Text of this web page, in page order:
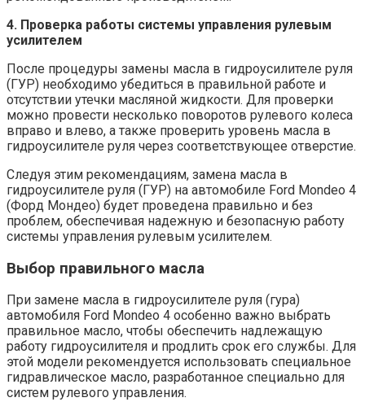
4. Проверка работы системы управления рулевым
усилителем
После процедуры замены масла в гидроусилителе руля
(ГУР) необходимо убедиться в правильной работе и
отсутствии утечки масляной жидкости. Для проверки
можно провести несколько поворотов рулевого колеса
вправо и влево, а также проверить уровень масла в
гидроусилителе руля через соответствующее отверстие.
Следуя этим рекомендациям, замена масла в
гидроусилителе руля (ГУР) на автомобиле Ford Mondeo 4
(Форд Мондео) будет проведена правильно и без
проблем, обеспечивая надежную и безопасную работу
системы управления рулевым усилителем.
Выбор правильного масла
При замене масла в гидроусилителе руля (гура)
автомобиля Ford Mondeo 4 особенно важно выбрать
правильное масло, чтобы обеспечить надлежащую
работу гидроусилителя и продлить срок его службы. Для
этой модели рекомендуется использовать специальное
гидравлическое масло, разработанное специально для
систем рулевого управления.